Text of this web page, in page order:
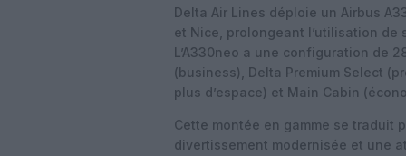
Delta Air Lines déploie un Airbus
et Nice, prolongeant l’utilisation
L’A330neo a une configuration de
(business), Delta Premium Select
plus d’espace) et Main Cabin
Cette montée en gamme se traduit
divertissement modernisée et une